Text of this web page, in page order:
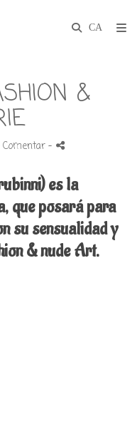
&
Comentar-
es la
que posará para
su sensualidad y
& nude Art.